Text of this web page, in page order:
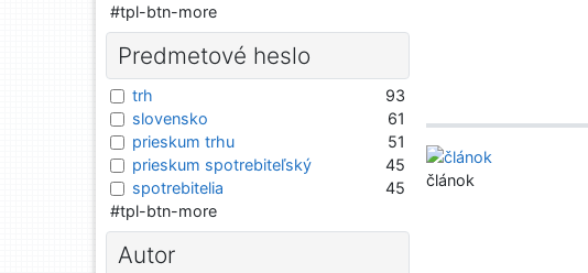
článok
#tpl-btn-more
Predmetové heslo
trh
93
slovensko
61
prieskum trhu
51
prieskum spotrebiteľský
45
spotrebitelia
45
#tpl-btn-more
Autor